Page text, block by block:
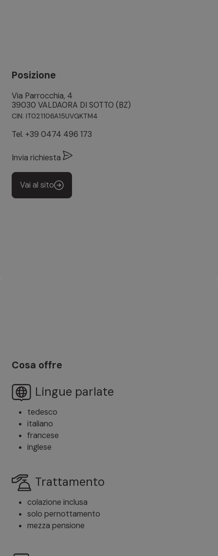
Posizione
Via Parrocchia, 4
39030 VALDAORA DI SOTTO (BZ)
CIN: IT021106A15UVGKTM4
Tel. +39 0474 496 173
Invia richiesta
Vai al sito
Cosa offre
Lingue parlate
tedesco
italiano
francese
inglese
Trattamento
colazione inclusa
solo pernottamento
mezza pensione